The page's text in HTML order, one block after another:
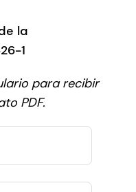
la
1
para recibir
PDF.